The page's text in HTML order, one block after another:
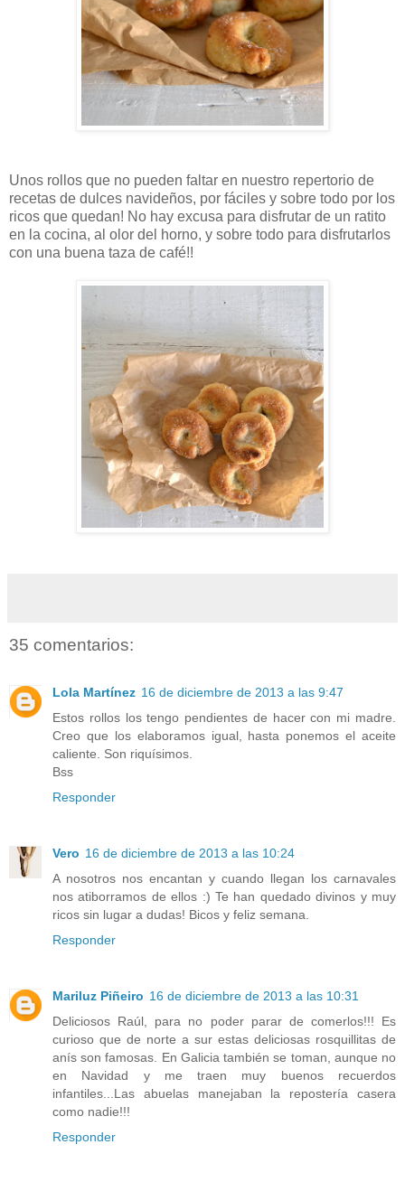
Unos rollos que no pueden faltar en nuestro repertorio de
recetas de dulces navideños, por fáciles y sobre todo por los
ricos que quedan! No hay excusa para disfrutar de un ratito
en la cocina, al olor del horno, y sobre todo para disfrutarlos
con una buena taza de café!!
35 comentarios:
Lola Martínez 16 de diciembre de 2013 a las 9:47
Estos rollos los tengo pendientes de hacer con mi madre.
Creo que los elaboramos igual, hasta ponemos el aceite
caliente. Son riquísimos.
Bss
Responder
Vero 16 de diciembre de 2013 a las 10:24
A nosotros nos encantan y cuando llegan los carnavales
nos atiborramos de ellos :) Te han quedado divinos y muy
ricos sin lugar a dudas! Bicos y feliz semana.
Responder
Mariluz Piñeiro 16 de diciembre de 2013 a las 10:31
Deliciosos Raúl, para no poder parar de comerlos!!! Es
curioso que de norte a sur estas deliciosas rosquillitas de
anís son famosas. En Galicia también se toman, aunque no
en Navidad y me traen muy buenos recuerdos
infantiles...Las abuelas manejaban la repostería casera
como nadie!!!
Responder